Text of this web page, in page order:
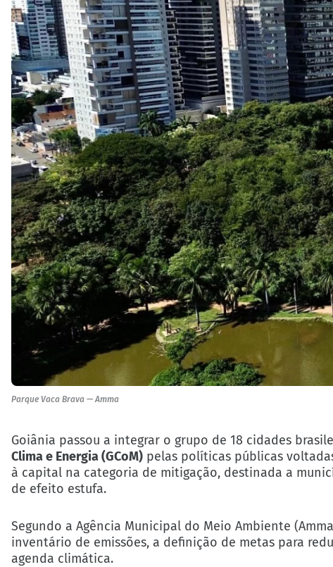
Parque Vaca Brava — Amma
Goiânia passou a integrar o grupo de 18 cidades
Clima e Energia (GCoM) pelas políticas públicas
à capital na categoria de mitigação, destinada a
de efeito estufa.
Segundo a Agência Municipal do Meio Ambiente
inventário de emissões, a definição de metas para
agenda climática.